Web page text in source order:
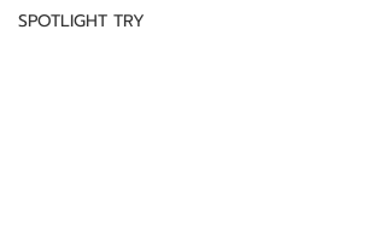
SPOTLIGHT TRY